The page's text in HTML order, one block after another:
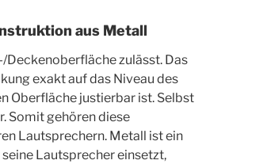
aus Metall
Deckenoberfläche zulässt. Das
exakt auf das Niveau des
Oberfläche justierbar ist. Selbst
Somit gehören diese
Lautsprechern. Metall ist ein
Lautsprecher einsetzt,